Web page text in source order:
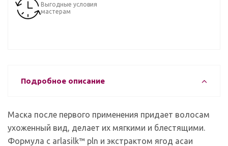
Выгодные условия
мастерам
Подробное описание
Маска после первого применения придает волосам
ухоженный вид, делает их мягкими и блестящими.
Формула с arlasilk™ pln и экстрактом ягод асаи